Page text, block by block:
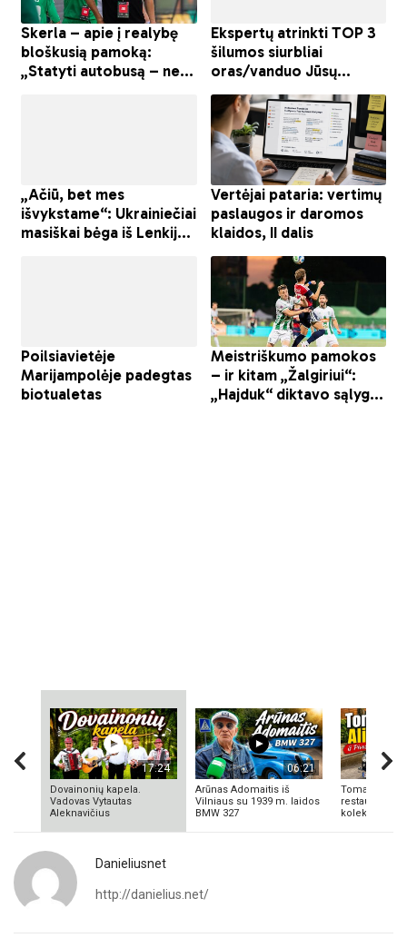
17:24
Dovainonių kapela.
Vadovas Vytautas
Aleknavičius
06:21
Arūnas Adomaitis iš
Vilniaus su 1939 m. laidos
BMW 327
Tomas
Danieliusnet
http://danielius.net/